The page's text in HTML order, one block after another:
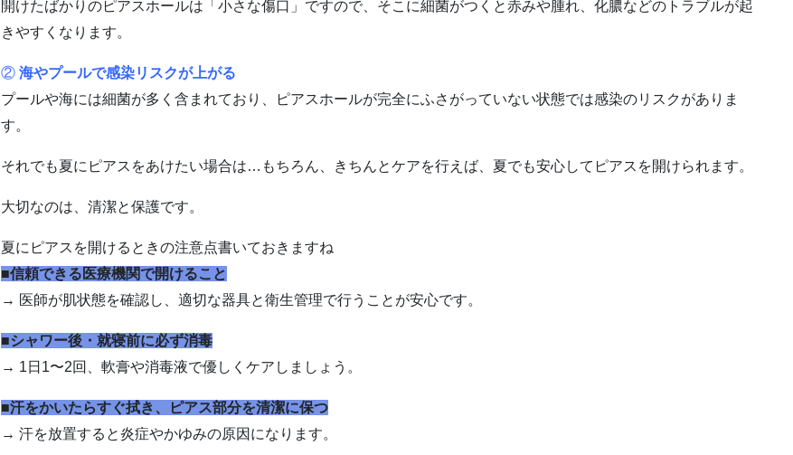
開けたばかりのピアスホールは「小さな傷口」ですので、そこに細菌がつくと赤みや腫れ、化膿などのトラブルが起
きやすくなります。
② 海やプールで感染リスクが上がる
プールや海には細菌が多く含まれており、ピアスホールが完全にふさがっていない状態では感染のリスクがありま
す。
それでも夏にピアスをあけたい場合は…もちろん、きちんとケアを行えば、夏でも安心してピアスを開けられます。
大切なのは、清潔と保護です。
夏にピアスを開けるときの注意点書いておきますね
■信頼できる医療機関で開けること
→ 医師が肌状態を確認し、適切な器具と衛生管理で行うことが安心です。
■シャワー後・就寝前に必ず消毒
→ 1日1〜2回、軟膏や消毒液で優しくケアしましょう。
■汗をかいたらすぐ拭き、ピアス部分を清潔に保つ
→ 汗を放置すると炎症やかゆみの原因になります。